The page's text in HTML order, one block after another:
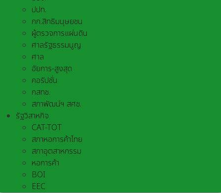
ปปท.
กก.สิทธิมนุษยชน
ผู้ตรวจการแผ่นดิน
ศาลรัฐธรรมนูญ
ศาล
อัยการ-สูงสุด
คอรัปชั่น
กสทช.
สภาพัฒน์ฯ สศช.
รัฐวิสาหกิจ
CAT-TOT
สภาหอการค้าไทย
สภาอุตสาหกรรม
หอการค้า
BOI
EEC